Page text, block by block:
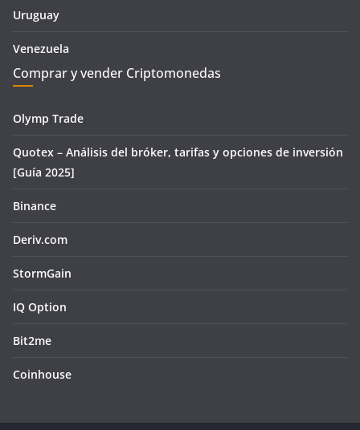
Uruguay
Venezuela
Comprar y vender Criptomonedas
Olymp Trade
Quotex – Análisis del bróker, tarifas y opciones de inversión
[Guía 2025]
Binance
Deriv.com
StormGain
IQ Option
Bit2me
Coinhouse